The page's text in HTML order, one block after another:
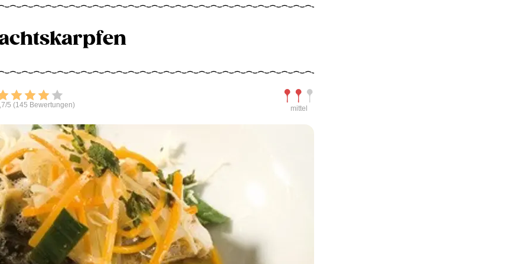
Bewerten
5 (145 Bewertungen)
Schwierigkeit
mittel